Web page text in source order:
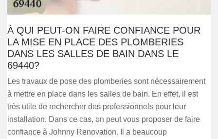
À QUI PEUT-ON FAIRE CONFIANCE POUR
LA MISE EN PLACE DES PLOMBERIES
DANS LES SALLES DE BAIN DANS LE
69440?
Les travaux de pose des plomberies sont nécessairement
à mettre en place dans les salles de bain. En effet, il est
très utile de rechercher des professionnels pour leur
installation. Dans ce cas, on peut vous proposer de faire
confiance à Johnny Renovation. Il a beaucoup